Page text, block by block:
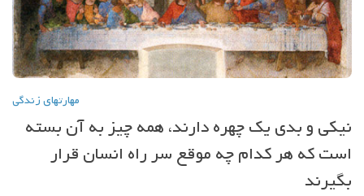
مهارتهاي زندگي
نیکی و بدی یک چهره دارند، همه چیز به آن بسته
است که هر کدام چه موقع سر راه انسان قرار
بگیرند